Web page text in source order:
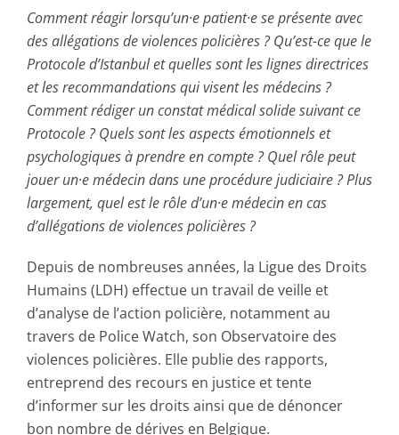
Comment réagir lorsqu’un·e patient·e se présente avec
des allégations de violences policières ? Qu’est-ce que le
Protocole d’Istanbul et quelles sont les lignes directrices
et les recommandations qui visent les médecins ?
Comment rédiger un constat médical solide suivant ce
Protocole ? Quels sont les aspects émotionnels et
psychologiques à prendre en compte ? Quel rôle peut
jouer un·e médecin dans une procédure judiciaire ? Plus
largement, quel est le rôle d’un·e médecin en cas
d’allégations de violences policières ?
Depuis de nombreuses années, la Ligue des Droits
Humains (LDH) effectue un travail de veille et
d’analyse de l’action policière, notamment au
travers de Police Watch, son Observatoire des
violences policières. Elle publie des rapports,
entreprend des recours en justice et tente
d’informer sur les droits ainsi que de dénoncer
bon nombre de dérives en Belgique.